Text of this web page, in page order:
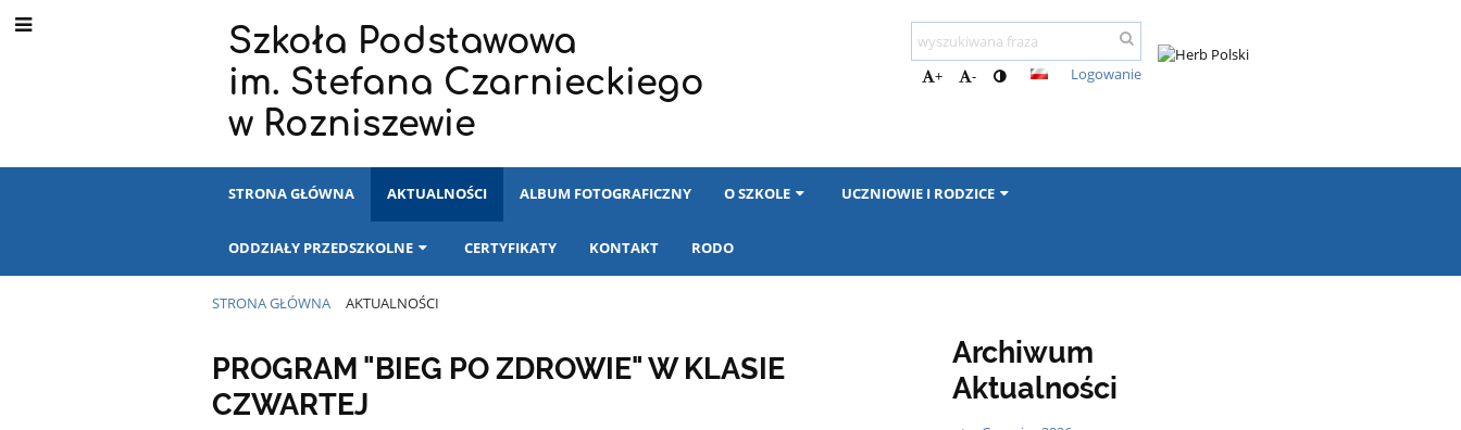
Szkoła Podstawowa
im. Stefana Czarnieckiego
w Rozniszewie
+ - Logowanie
STRONA GŁÓWNA AKTUALNOŚCI ALBUM FOTOGRAFICZNY O SZKOLE UCZNIOWIE I RODZICE
ODDZIAŁY PRZEDSZKOLNE CERTYFIKATY KONTAKT RODO
STRONA GŁÓWNA AKTUALNOŚCI
Aktualności
PROGRAM "BIEG PO ZDROWIE" W KLASIE
CZWARTEJ
Archiwum
Aktualności